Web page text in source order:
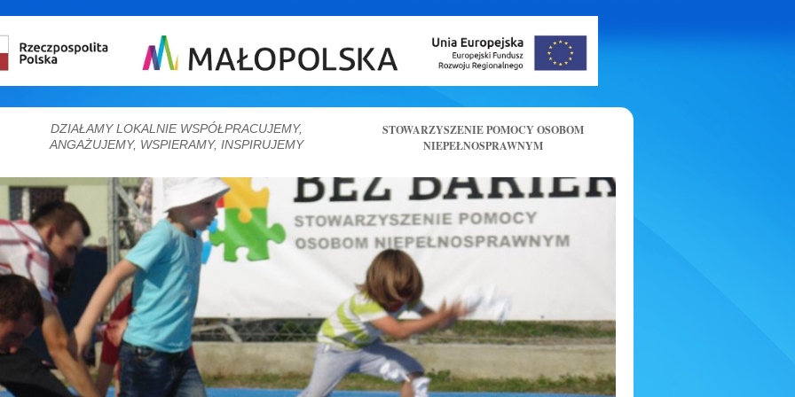
STOWARZYSZENIE POMOCY OSOBOM
NIEPEŁNOSPRAWNYM
DZIAŁAMY LOKALNIE WSPÓŁPRACUJEMY,
ANGAŻUJEMY, WSPIERAMY, INSPIRUJEMY